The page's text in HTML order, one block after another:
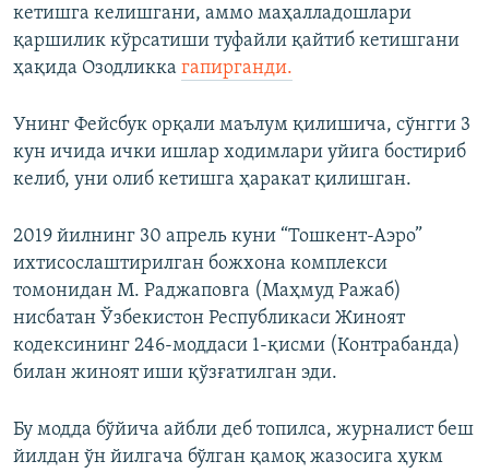
кетишга келишгани, аммо маҳалладошлари
қаршилик кўрсатиши туфайли қайтиб кетишгани
ҳақида Озодликка гапирганди.
Унинг Фейсбук орқали маълум қилишича, сўнгги 3
кун ичида ички ишлар ходимлари уйига бостириб
келиб, уни олиб кетишга ҳаракат қилишган.
2019 йилнинг 30 апрель куни “Тошкент-Аэро”
ихтисослаштирилган божхона комплекси
томонидан М. Раджаповга (Маҳмуд Ражаб)
нисбатан Ўзбекистон Республикаси Жиноят
кодексининг 246-моддаси 1-қисми (Контрабанда)
билан жиноят иши қўзғатилган эди.
Бу модда бўйича айбли деб топилса, журналист беш
йилдан ўн йилгача бўлган қамоқ жазосига ҳукм